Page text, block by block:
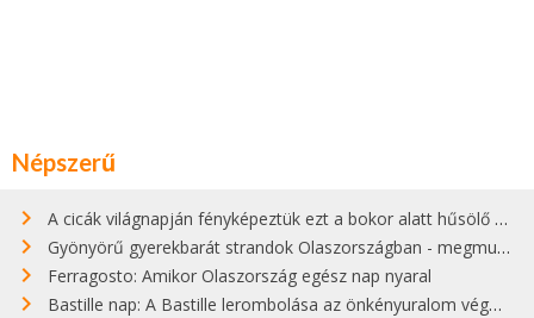
Népszerű
A cicák világnapján fényképeztük ezt a bokor alatt hűsölő cicát Kisorosziban
Gyönyörű gyerekbarát strandok Olaszországban - megmutatjuk a 15 legjobbat
Ferragosto: Amikor Olaszország egész nap nyaral
Bastille nap: A Bastille lerombolása az önkényuralom végét jelentette